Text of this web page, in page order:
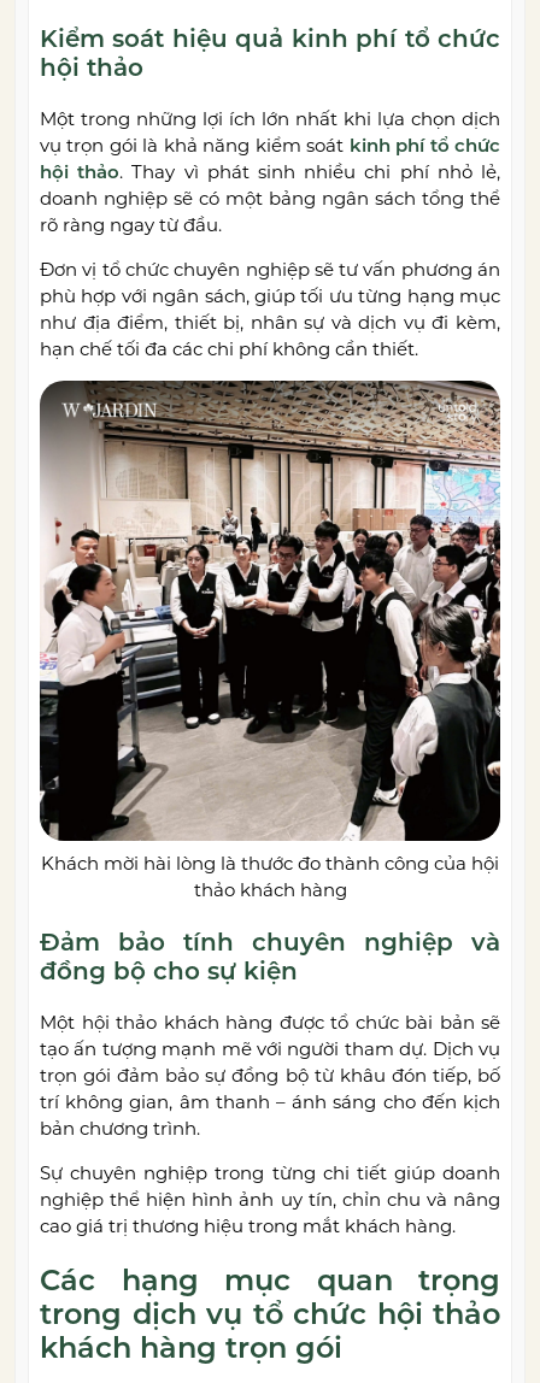
Kiểm soát hiệu quả kinh phí tổ chức
hội thảo
Một trong những lợi ích lớn nhất khi lựa chọn dịch
vụ trọn gói là khả năng kiểm soát kinh phí tổ chức
hội thảo. Thay vì phát sinh nhiều chi phí nhỏ lẻ,
doanh nghiệp sẽ có một bảng ngân sách tổng thể
rõ ràng ngay từ đầu.
Đơn vị tổ chức chuyên nghiệp sẽ tư vấn phương án
phù hợp với ngân sách, giúp tối ưu từng hạng mục
như địa điểm, thiết bị, nhân sự và dịch vụ đi kèm,
hạn chế tối đa các chi phí không cần thiết.
Khách mời hài lòng là thước đo thành công của hội
thảo khách hàng
Đảm bảo tính chuyên nghiệp và
đồng bộ cho sự kiện
Một hội thảo khách hàng được tổ chức bài bản sẽ
tạo ấn tượng mạnh mẽ với người tham dự. Dịch vụ
trọn gói đảm bảo sự đồng bộ từ khâu đón tiếp, bố
trí không gian, âm thanh – ánh sáng cho đến kịch
bản chương trình.
Sự chuyên nghiệp trong từng chi tiết giúp doanh
nghiệp thể hiện hình ảnh uy tín, chỉn chu và nâng
cao giá trị thương hiệu trong mắt khách hàng.
Các hạng mục quan trọng
trong dịch vụ tổ chức hội thảo
khách hàng trọn gói